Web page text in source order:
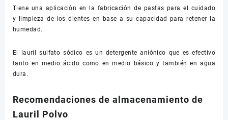
Tiene una aplicación en la fabricación de pastas para el cuidado
y limpieza de los dientes en base a su capacidad para retener la
humedad.
El lauril sulfato sódico es un detergente aniónico que es efectivo
tanto en medio ácido como en medio básico y también en agua
dura.
Recomendaciones de almacenamiento de
Lauril Polvo